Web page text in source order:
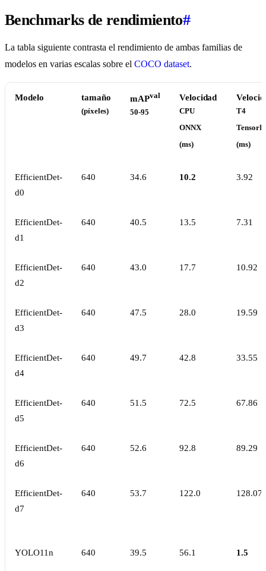
Benchmarks de rendimiento#
La tabla siguiente contrasta el rendimiento de ambas familias de
modelos en varias escalas sobre el COCO dataset.
Modelo tamaño
(píxeles)
mAPval
50-95
Velocidad
CPU
ONNX
(ms)
T4
(ms)
EfficientDet-
d0
640 34.6 10.2 3.92
EfficientDet-
d1
640 40.5 13.5 7.31
EfficientDet-
d2
640 43.0 17.7 10.92
EfficientDet-
d3
640 47.5 28.0 19.59
EfficientDet-
d4
640 49.7 42.8 33.55
EfficientDet-
d5
640 51.5 72.5 67.86
EfficientDet-
d6
640 52.6 92.8 89.29
EfficientDet-
d7
640 53.7 122.0 128.07
YOLO11n 640 39.5 56.1 1.5